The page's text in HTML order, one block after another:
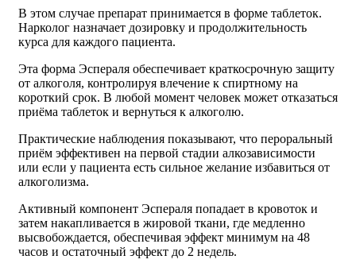
В этом случае препарат принимается в форме таблеток.
Нарколог назначает дозировку и продолжительность
курса для каждого пациента.
Эта форма Эспераля обеспечивает краткосрочную защиту
от алкоголя, контролируя влечение к спиртному на
короткий срок. В любой момент человек может отказаться
приёма таблеток и вернуться к алкоголю.
Практические наблюдения показывают, что пероральный
приём эффективен на первой стадии алкозависимости
или если у пациента есть сильное желание избавиться от
алкоголизма.
Активный компонент Эспераля попадает в кровоток и
затем накапливается в жировой ткани, где медленно
высвобождается, обеспечивая эффект минимум на 48
часов и остаточный эффект до 2 недель.